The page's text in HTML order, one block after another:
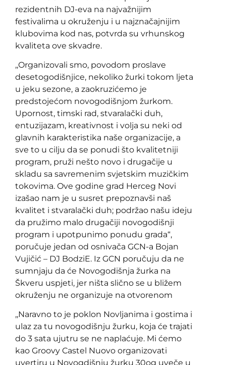
rezidentnih DJ-eva na najvažnijim
festivalima u okruženju i u najznačajnijim
klubovima kod nas, potvrda su vrhunskog
kvaliteta ove skvadre.
,,Organizovali smo, povodom proslave
desetogodišnjice, nekoliko žurki tokom ljeta
u jeku sezone, a zaokruzićemo je
predstojećom novogodišnjom žurkom.
Upornost, timski rad, stvaralački duh,
entuzijazam, kreativnost i volja su neki od
glavnih karakteristika naše organizacije, a
sve to u cilju da se ponudi što kvalitetniji
program, pruži nešto novo i drugačije u
skladu sa savremenim svjetskim muzičkim
tokovima. Ove godine grad Herceg Novi
izašao nam je u susret prepoznavši naš
kvalitet i stvaralački duh; podržao našu ideju
da pružimo malo drugačiji novogodišnji
program i upotpunimo ponudu grada“,
poručuje jedan od osnivača GCN-a Bojan
Vujičić – DJ BodziE. Iz GCN poručuju da ne
sumnjaju da će Novogodišnja žurka na
Škveru uspjeti, jer ništa slično se u bližem
okruženju ne organizuje na otvorenom
,,Naravno to je poklon Novljanima i gostima i
ulaz za tu novogodišnju žurku, koja će trajati
do 3 sata ujutru se ne naplaćuje. Mi ćemo
kao Groovy Castel Nuovo organizovati
uvertiru u Novogdišnju žurku 30og uveče u